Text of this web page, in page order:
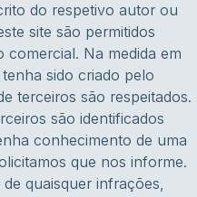
do respetivo autor ou
site são permitidos
Na medida em
sido criado pelo
terceiros são respeitados.
são identificados
conhecimento de uma
que nos informe.
quaisquer infrações,